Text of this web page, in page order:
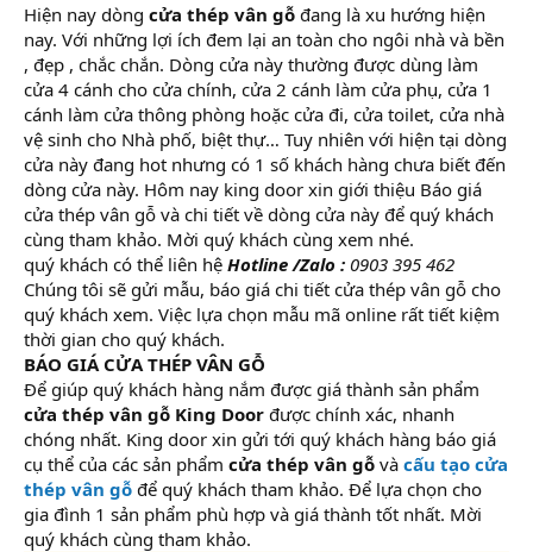
Hiện nay dòng cửa thép vân gỗ đang là xu hướng hiện
nay. Với những lợi ích đem lại an toàn cho ngôi nhà và bền
, đẹp , chắc chắn. Dòng cửa này thường được dùng làm
cửa 4 cánh cho cửa chính, cửa 2 cánh làm cửa phụ, cửa 1
cánh làm cửa thông phòng hoặc cửa đi, cửa toilet, cửa nhà
vệ sinh cho Nhà phố, biệt thự… Tuy nhiên với hiện tại dòng
cửa này đang hot nhưng có 1 số khách hàng chưa biết đến
dòng cửa này. Hôm nay king door xin giới thiệu Báo giá
cửa thép vân gỗ và chi tiết về dòng cửa này để quý khách
cùng tham khảo. Mời quý khách cùng xem nhé.
quý khách có thể liên hệ Hotline /Zalo : 0903 395 462
Chúng tôi sẽ gửi mẫu, báo giá chi tiết cửa thép vân gỗ cho
quý khách xem. Việc lựa chọn mẫu mã online rất tiết kiệm
thời gian cho quý khách.
BÁO GIÁ CỬA THÉP VÂN GỖ
Để giúp quý khách hàng nắm được giá thành sản phẩm
cửa thép vân gỗ King Door được chính xác, nhanh
chóng nhất. King door xin gửi tới quý khách hàng báo giá
cụ thể của các sản phẩm cửa thép vân gỗ và cấu tạo cửa
thép vân gỗ để quý khách tham khảo. Để lựa chọn cho
gia đình 1 sản phẩm phù hợp và giá thành tốt nhất. Mời
quý khách cùng tham khảo.